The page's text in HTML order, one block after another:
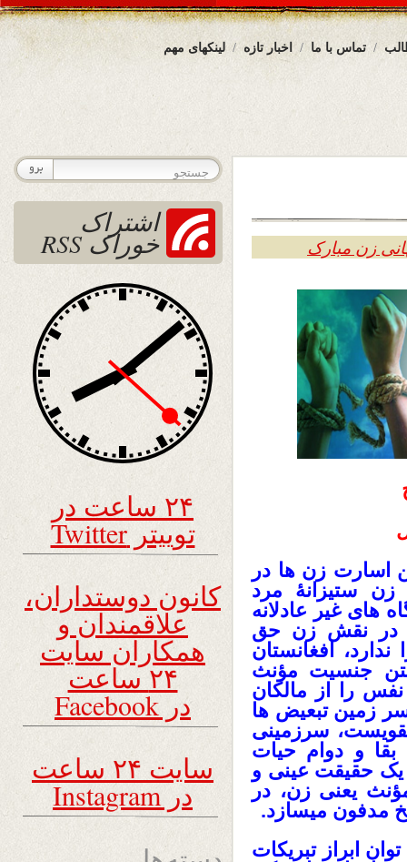
لینکهای مهم اخبار تازه تماس با ما
زن مبارک
اسارت زن ها در
ستیزانۀ مرد
های غیر عادلانه
در نقش زن حق
افغانستان
جنسیت مؤنث
را از مالکان
سر زمین تبعیض ها
سرزمینی
بقا و دوام حیات
یک حقیقت عینی و
یعنی زن، در
مدفون میسازد.
ابراز تبریکات
اشتراک
خوراک RSS
۲۴ ساعت در
توییتر Twitter
کانون دوستداران،
علاقمندان و
همکاران سایت
۲۴ ساعت
در Facebook
سایت ۲۴ ساعت
در Instagram